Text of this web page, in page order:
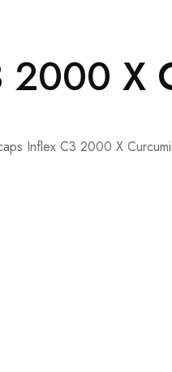
2000 X
Inflex C3 2000 X